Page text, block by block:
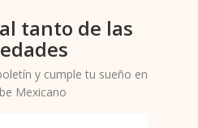
tanto de las
y cumple tu sueño en
Mexicano